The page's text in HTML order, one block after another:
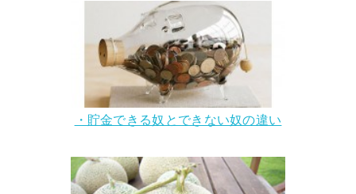
・貯金できる奴とできない奴の違い